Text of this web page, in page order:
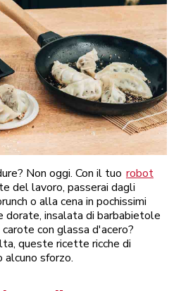
Non oggi. Con il tuo robot
del lavoro, passerai dagli
o alla cena in pochissimi
insalata di barbabietole
con glassa d'acero?
queste ricette ricche di
alcuno sforzo.